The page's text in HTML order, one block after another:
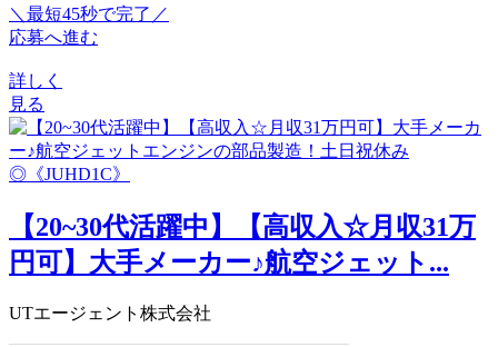
＼最短45秒で完了／
応募へ進む
詳しく
見る
【20~30代活躍中】【高収入☆月収31万
円可】大手メーカー♪航空ジェット...
UTエージェント株式会社